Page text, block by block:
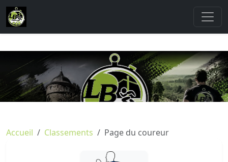
Accueil Classements Page du coureur